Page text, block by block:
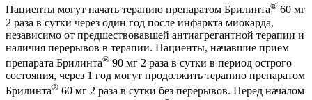
Пациенты могут начать терапию препаратом Брилинта® 60 мг
2 раза в сутки через один год после инфаркта миокарда,
независимо от предшествовавшей антиагрегантной терапии и
наличия перерывов в терапии. Пациенты, начавшие прием
препарата Брилинта® 90 мг 2 раза в сутки в период острого
состояния, через 1 год могут продолжить терапию препаратом
Брилинта® 60 мг 2 раза в сутки без перерывов. Перед началом